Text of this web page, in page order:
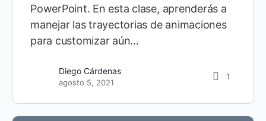
PowerPoint. En esta clase, aprenderás a
manejar las trayectorias de animaciones
para customizar aún…
Diego Cárdenas
agosto 5, 2021
1